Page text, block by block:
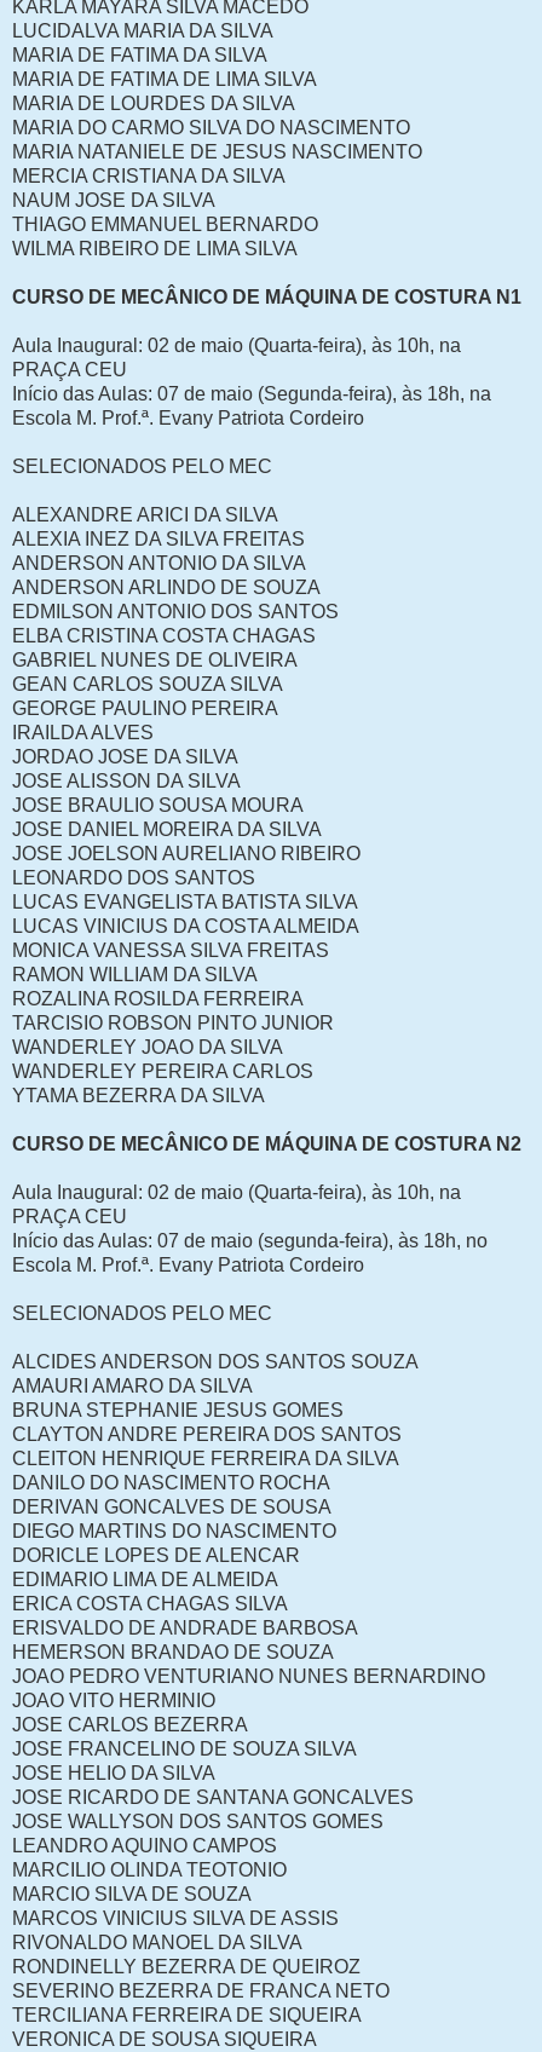
KARLA MAYARA SILVA MACEDO
LUCIDALVA MARIA DA SILVA
MARIA DE FATIMA DA SILVA
MARIA DE FATIMA DE LIMA SILVA
MARIA DE LOURDES DA SILVA
MARIA DO CARMO SILVA DO NASCIMENTO
MARIA NATANIELE DE JESUS NASCIMENTO
MERCIA CRISTIANA DA SILVA
NAUM JOSE DA SILVA
THIAGO EMMANUEL BERNARDO
WILMA RIBEIRO DE LIMA SILVA
CURSO DE MECÂNICO DE MÁQUINA DE COSTURA N1
Aula Inaugural: 02 de maio (Quarta-feira), às 10h, na
PRAÇA CEU
Início das Aulas: 07 de maio (Segunda-feira), às 18h, na
Escola M. Prof.ª. Evany Patriota Cordeiro
SELECIONADOS PELO MEC
ALEXANDRE ARICI DA SILVA
ALEXIA INEZ DA SILVA FREITAS
ANDERSON ANTONIO DA SILVA
ANDERSON ARLINDO DE SOUZA
EDMILSON ANTONIO DOS SANTOS
ELBA CRISTINA COSTA CHAGAS
GABRIEL NUNES DE OLIVEIRA
GEAN CARLOS SOUZA SILVA
GEORGE PAULINO PEREIRA
IRAILDA ALVES
JORDAO JOSE DA SILVA
JOSE ALISSON DA SILVA
JOSE BRAULIO SOUSA MOURA
JOSE DANIEL MOREIRA DA SILVA
JOSE JOELSON AURELIANO RIBEIRO
LEONARDO DOS SANTOS
LUCAS EVANGELISTA BATISTA SILVA
LUCAS VINICIUS DA COSTA ALMEIDA
MONICA VANESSA SILVA FREITAS
RAMON WILLIAM DA SILVA
ROZALINA ROSILDA FERREIRA
TARCISIO ROBSON PINTO JUNIOR
WANDERLEY JOAO DA SILVA
WANDERLEY PEREIRA CARLOS
YTAMA BEZERRA DA SILVA
CURSO DE MECÂNICO DE MÁQUINA DE COSTURA N2
Aula Inaugural: 02 de maio (Quarta-feira), às 10h, na
PRAÇA CEU
Início das Aulas: 07 de maio (segunda-feira), às 18h, no
Escola M. Prof.ª. Evany Patriota Cordeiro
SELECIONADOS PELO MEC
ALCIDES ANDERSON DOS SANTOS SOUZA
AMAURI AMARO DA SILVA
BRUNA STEPHANIE JESUS GOMES
CLAYTON ANDRE PEREIRA DOS SANTOS
CLEITON HENRIQUE FERREIRA DA SILVA
DANILO DO NASCIMENTO ROCHA
DERIVAN GONCALVES DE SOUSA
DIEGO MARTINS DO NASCIMENTO
DORICLE LOPES DE ALENCAR
EDIMARIO LIMA DE ALMEIDA
ERICA COSTA CHAGAS SILVA
ERISVALDO DE ANDRADE BARBOSA
HEMERSON BRANDAO DE SOUZA
JOAO PEDRO VENTURIANO NUNES BERNARDINO
JOAO VITO HERMINIO
JOSE CARLOS BEZERRA
JOSE FRANCELINO DE SOUZA SILVA
JOSE HELIO DA SILVA
JOSE RICARDO DE SANTANA GONCALVES
JOSE WALLYSON DOS SANTOS GOMES
LEANDRO AQUINO CAMPOS
MARCILIO OLINDA TEOTONIO
MARCIO SILVA DE SOUZA
MARCOS VINICIUS SILVA DE ASSIS
RIVONALDO MANOEL DA SILVA
RONDINELLY BEZERRA DE QUEIROZ
SEVERINO BEZERRA DE FRANCA NETO
TERCILIANA FERREIRA DE SIQUEIRA
VERONICA DE SOUSA SIQUEIRA